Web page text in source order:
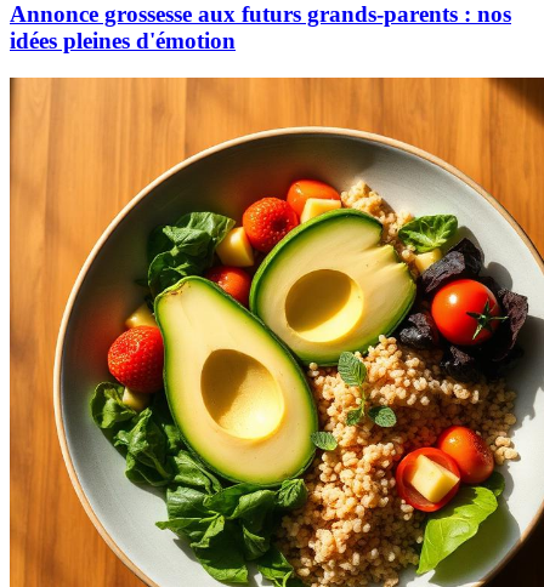
Annonce grossesse aux futurs grands-parents : nos
idées pleines d'émotion